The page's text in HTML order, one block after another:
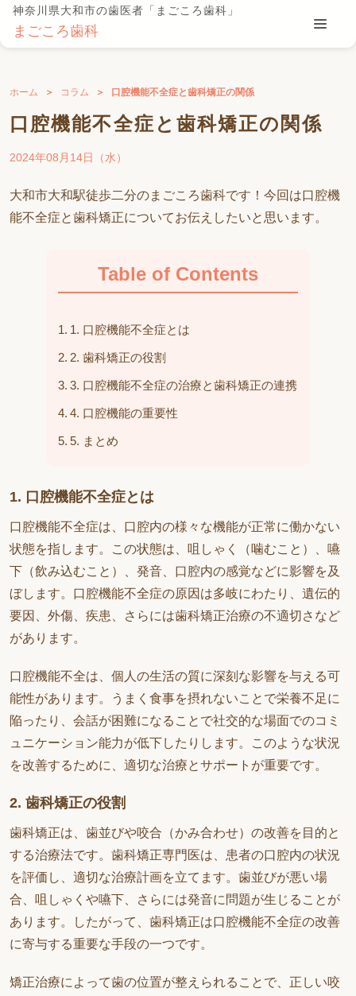
神奈川県大和市の歯医者「まごころ歯科」
まごころ歯科
ホーム コラム 口腔機能不全症と歯科矯正の関係
口腔機能不全症と歯科矯正の関係
2024年08月14日（水）
大和市大和駅徒歩二分のまごころ歯科です！今回は口腔機
能不全症と歯科矯正についてお伝えしたいと思います。
Table of Contents
1. 口腔機能不全症とは
2. 歯科矯正の役割
3. 口腔機能不全症の治療と歯科矯正の連携
4. 口腔機能の重要性
5. まとめ
1. 口腔機能不全症とは
口腔機能不全症は、口腔内の様々な機能が正常に働かない
状態を指します。この状態は、咀しゃく（噛むこと）、嚥
下（飲み込むこと）、発音、口腔内の感覚などに影響を及
ぼします。口腔機能不全症の原因は多岐にわたり、遺伝的
要因、外傷、疾患、さらには歯科矯正治療の不適切さなど
があります。
口腔機能不全は、個人の生活の質に深刻な影響を与える可
能性があります。うまく食事を摂れないことで栄養不足に
陥ったり、会話が困難になることで社交的な場面でのコミ
ュニケーション能力が低下したりします。このような状況
を改善するために、適切な治療とサポートが重要です。
2. 歯科矯正の役割
歯科矯正は、歯並びや咬合（かみ合わせ）の改善を目的と
する治療法です。歯科矯正専門医は、患者の口腔内の状況
を評価し、適切な治療計画を立てます。歯並びが悪い場
合、咀しゃくや嚥下、さらには発音に問題が生じることが
あります。したがって、歯科矯正は口腔機能不全症の改善
に寄与する重要な手段の一つです。
矯正治療によって歯の位置が整えられることで、正しい咬